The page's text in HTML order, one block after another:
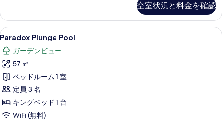
を
表
示
す
る
の
詳
細
空室状況と料金を確認
Paradox
Plunge
Pool
の
す
べ
て
の
Paradox Plunge Pool | 高級寝具、セ
5
Paradox Plunge Pool
ガーデンビュー
57 ㎡
ベッドルーム 1 室
定員 3 名
キングベッド 1 台
WiFi (無料)